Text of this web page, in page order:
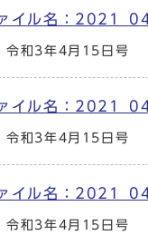
イル名：
和3年4月15日号
イル名：
和3年4月15日号
イル名：
和3年4月15日号